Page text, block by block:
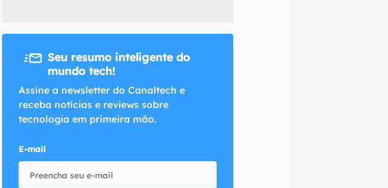
Seu resumo inteligente do
mundo tech!
Assine a newsletter do Canaltech e
receba notícias e reviews sobre
tecnologia em primeira mão.
E-mail